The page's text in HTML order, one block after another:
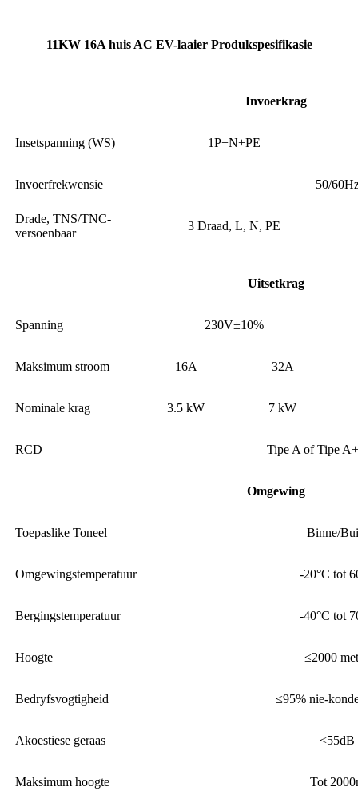
11KW 16A huis AC EV-laaier Produkspesifikasie
Invoerkrag
Insetspanning (WS) 1P+N+PE
Invoerfrekwensie 50/
Drade, TNS/TNC-
versoenbaar
3 Draad, L, N, PE
Uitsetkrag
Spanning 230V±10%
Maksimum stroom 16A 32A
Nominale krag 3.5 kW 7 kW
RCD Tipe A of Tipe
Omgewing
Toepaslike Toneel Binne/
Omgewingstemperatuur -20°C tot
Bergingstemperatuur -40°C tot
Hoogte ≤2000
Bedryfsvogtigheid ≤95% nie-
Akoestiese geraas <55dB
Maksimum hoogte Tot